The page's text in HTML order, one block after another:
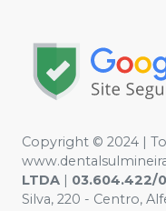
Copyright © 2024 |
LTDA | 03.604.422/
Silva, 220 - Centro,